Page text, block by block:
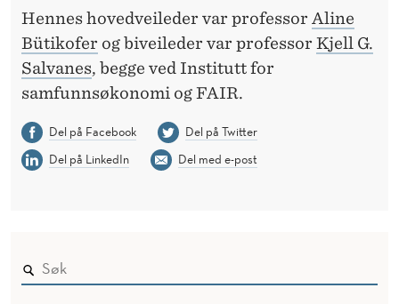
Hennes hovedveileder var professor Aline
Bütikofer og biveileder var professor Kjell G.
Salvanes, begge ved Institutt for
samfunnsøkonomi og FAIR.
Del på Facebook
Del på Twitter
Del på LinkedIn
Del med e-post